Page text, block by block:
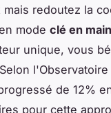
redoutez la
mode clé en main
unique, vous
l'Observatoire
de 12%
pour cette